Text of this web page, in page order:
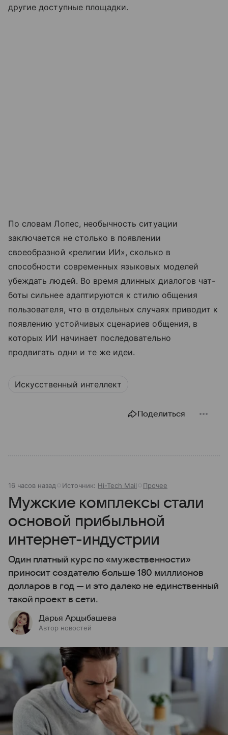
другие доступные площадки.
По словам Лопес, необычность ситуации
заключается не столько в появлении
своеобразной «религии ИИ», сколько в
способности современных языковых моделей
убеждать людей. Во время длинных диалогов чат-
боты сильнее адаптируются к стилю общения
пользователя, что в отдельных случаях приводит к
появлению устойчивых сценариев общения, в
которых ИИ начинает последовательно
продвигать одни и те же идеи.
Искусственный интеллект
Поделиться
16 часов назад Источник: Hi-Tech Mail Прочее
Мужские комплексы стали
основой прибыльной
интернет-индустрии
Один платный курс по «мужественности»
приносит создателю больше 180 миллионов
долларов в год — и это далеко не единственный
такой проект в сети.
Дарья Арцыбашева
Автор новостей